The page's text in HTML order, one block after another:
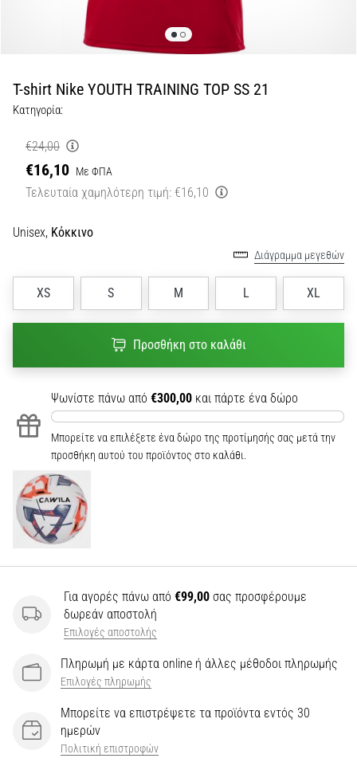
άρθρων
T-shirt Nike YOUTH TRAINING TOP SS 21
Κατηγορία:
€24,00
€16,10 Με ΦΠΑ
Τελευταία χαμηλότερη τιμή: €16,10
Unisex, Κόκκινο
Διάγραμμα μεγεθών
XS S M L XL
Προσθήκη στο καλάθι
Ψωνίστε πάνω από €300,00 και πάρτε ένα δώρο
Μπορείτε να επιλέξετε ένα δώρο της προτίμησής σας μετά την
προσθήκη αυτού του προϊόντος στο καλάθι.
Για αγορές πάνω από €99,00 σας προσφέρουμε
δωρεάν αποστολή
Επιλογές αποστολής
Πληρωμή με κάρτα online ή άλλες μέθοδοι πληρωμής
Επιλογές πληρωμής
Μπορείτε να επιστρέψετε τα προϊόντα εντός 30
ημερών
Πολιτική επιστροφών